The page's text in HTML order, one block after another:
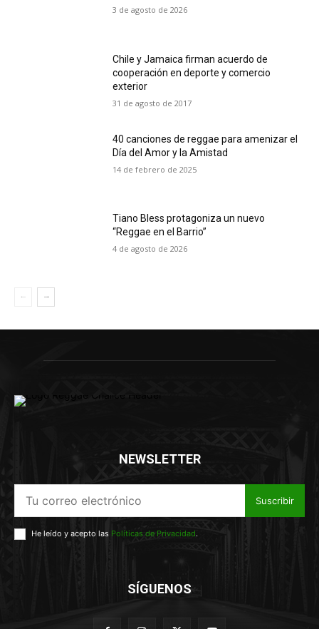
3 de agosto de 2026
Chile y Jamaica firman acuerdo de
cooperación en deporte y comercio
exterior
31 de agosto de 2017
40 canciones de reggae para amenizar el
Día del Amor y la Amistad
14 de febrero de 2025
Tiano Bless protagoniza un nuevo
“Reggae en el Barrio”
4 de agosto de 2026
NEWSLETTER
Suscribir
He leído y acepto las Políticas de Privacidad.
SÍGUENOS